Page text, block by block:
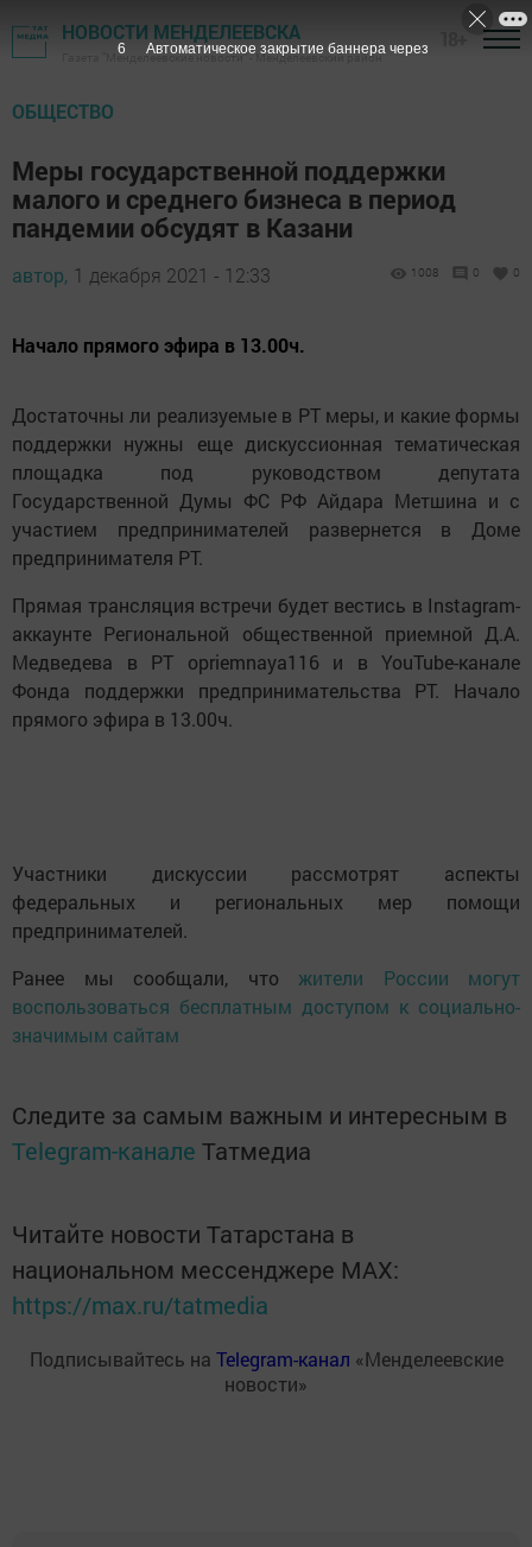
НОВОСТИ МЕНДЕЛЕЕВСКА
Газета "Менделеевские новости" - Менделеевский район
ОБЩЕСТВО
Меры государственной поддержки
малого и среднего бизнеса в период
пандемии обсудят в Казани
автор, 1 декабря 2021 - 12:33 1008 0 0
Начало прямого эфира в 13.00ч.
Достаточны ли реализуемые в РТ меры, и какие формы
поддержки нужны еще дискуссионная тематическая
площадка под руководством депутата
Государственной Думы ФС РФ Айдара Метшина и с
участием предпринимателей развернется в Доме
предпринимателя РТ.
Прямая трансляция встречи будет вестись в Instagram-
аккаунте Региональной общественной приемной Д.А.
Медведева в РТ opriemnaya116 и в YouTube-канале
Фонда поддержки предпринимательства РТ. Начало
прямого эфира в 13.00ч.
Участники дискуссии рассмотрят аспекты
федеральных и региональных мер помощи
предпринимателей.
Ранее мы сообщали, что жители России могут
воспользоваться бесплатным доступом к социально-
значимым сайтам
Следите за самым важным и интересным в
Telegram-канале Татмедиа
Читайте новости Татарстана в
национальном мессенджере MАХ:
https://max.ru/tatmedia
Подписывайтесь на Telegram-канал «Менделеевские
новости»
5 Автоматическое закрытие баннера через